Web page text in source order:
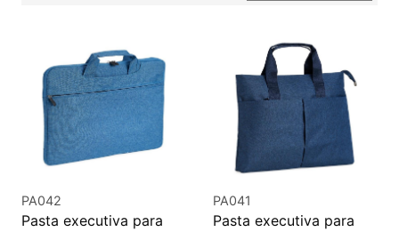
PA042
Pasta executiva para
PA041
Pasta executiva para